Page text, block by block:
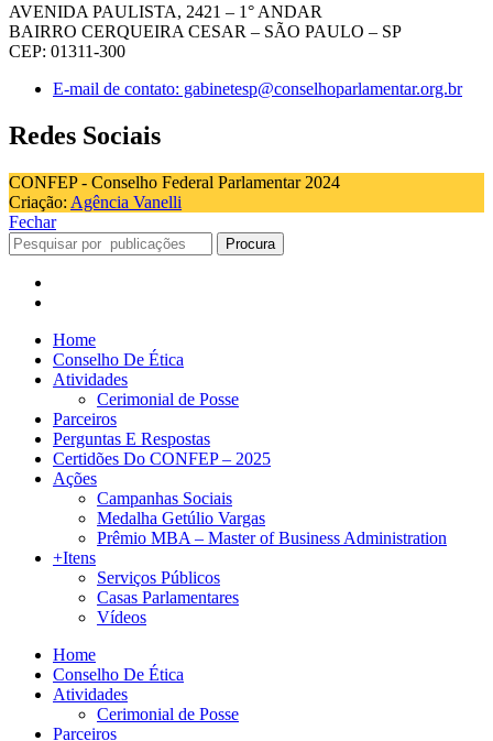
AVENIDA PAULISTA, 2421 – 1° ANDAR
BAIRRO CERQUEIRA CESAR – SÃO PAULO – SP
CEP: 01311-300
E-mail de contato: gabinetesp@conselhoparlamentar.org.br
Redes Sociais
CONFEP - Conselho Federal Parlamentar 2024
Criação: Agência Vanelli
Fechar
Procura
Home
Conselho De Ética
Atividades
Cerimonial de Posse
Parceiros
Perguntas E Respostas
Certidões Do CONFEP – 2025
Ações
Campanhas Sociais
Medalha Getúlio Vargas
Prêmio MBA – Master of Business Administration
+Itens
Serviços Públicos
Casas Parlamentares
Vídeos
Home
Conselho De Ética
Atividades
Cerimonial de Posse
Parceiros